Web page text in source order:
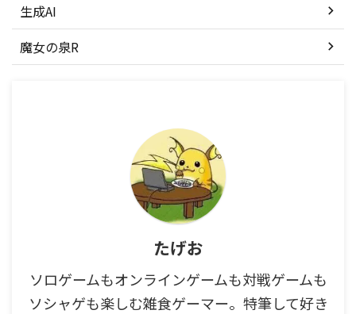
生成AI
魔女の泉R
たげお
ソロゲームもオンラインゲームも対戦ゲームも
ソシャゲも楽しむ雑食ゲーマー。特筆して好き